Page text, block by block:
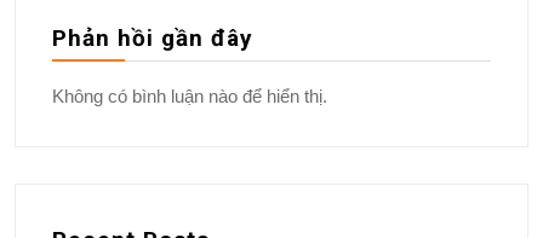
Phản hồi gần đây
Không có bình luận nào để hiển thị.